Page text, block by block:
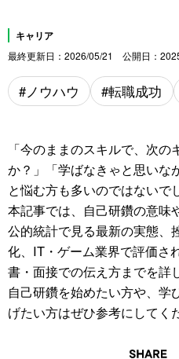
キャリア
最終更新日 2026/05/21 公開日
ノウハウ 転職成功
「今のままのスキルで、次
か？」「学ばなきゃと思いな
と悩む方も多いのではないで
本記事では、自己研鑽の意味
公的統計で見る最新の実態、
化、IT・ゲーム業界で評価さ
書・面接での伝え方までを詳
自己研鑽を始めたい方や、学
げたい方はぜひ参考にしてく